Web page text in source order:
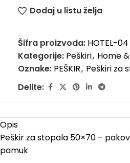
Dodaj u listu želja
Šifra proizvoda: HOTEL-04
Kategorije: Peškiri, Home
Oznake: PEŠKIR, Peškiri za
Delite:
Opis
Peškir za stopala 50×70 –
pamuk